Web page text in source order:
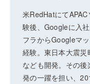
米RedHatにて
験後、Googleに入
フラからGoogleマ
経験。東日本大震
なども開発。その
発の一躍を担い、